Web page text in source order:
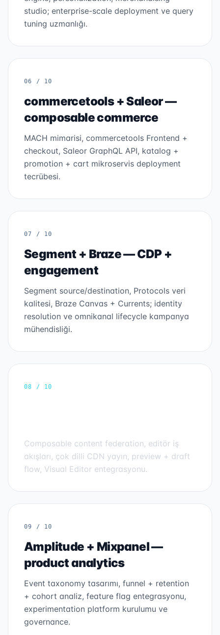
studio; enterprise-scale deployment ve query
tuning uzmanlığı.
06 / 10
commercetools + Saleor —
composable commerce
MACH mimarisi, commercetools Frontend +
checkout, Saleor GraphQL API, katalog +
promotion + cart mikroservis deployment
tecrübesi.
07 / 10
Segment + Braze — CDP +
engagement
Segment source/destination, Protocols veri
kalitesi, Braze Canvas + Currents; identity
resolution ve omnikanal lifecycle kampanya
mühendisliği.
08 / 10
Composable content federation, editör iş
akışları, çok dilli CDN yayın, preview + draft
flow, Visual Editor entegrasyonu.
09 / 10
Amplitude + Mixpanel —
product analytics
Event taxonomy tasarımı, funnel + retention
+ cohort analiz, feature flag entegrasyonu,
experimentation platform kurulumu ve
governance.